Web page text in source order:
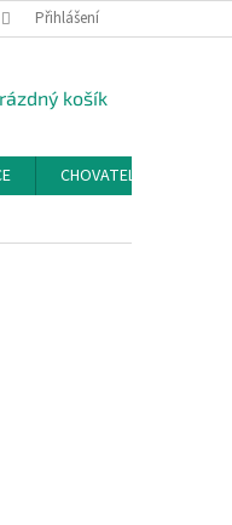
OCHRANY OSOBNÍCH ÚDAJŮ
Přihlášení
košík
CHOVATELSKÉ